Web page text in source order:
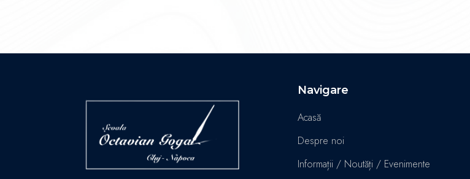
Navigare
Acasă
Despre noi
Informații / Noutăți / Evenimente